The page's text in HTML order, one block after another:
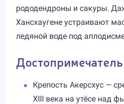
рододендроны и сакуры.
Хансхаугене устраивают
ледяной воде под
Крепость Акерсхус —
XIII века на утёсе над